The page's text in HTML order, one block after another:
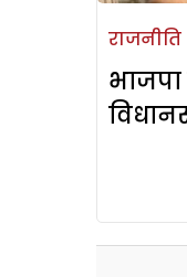
राजनीति